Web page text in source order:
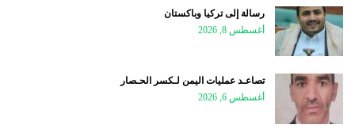
رسالة إلى تركيا وباكستان
أغسطس 8, 2026
تصاعـد عمليات اليمن لـكسر الحـصار
أغسطس 6, 2026